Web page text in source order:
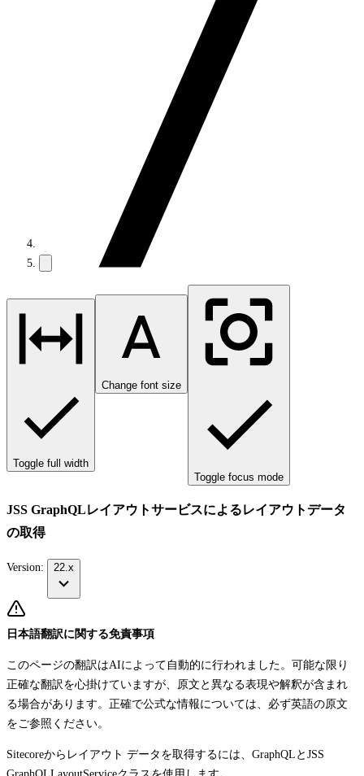
Toggle full width
Change font size
Toggle focus mode
JSS GraphQLレイアウトサービスによるレイアウトデータ
の取得
Version: 22.x
日本語翻訳に関する免責事項
このページの翻訳はAIによって自動的に行われました。可能な限り
正確な翻訳を心掛けていますが、原文と異なる表現や解釈が含まれ
る場合があります。正確で公式な情報については、必ず英語の原文
をご参照ください。
Sitecoreからレイアウト データを取得するには、GraphQLとJSS